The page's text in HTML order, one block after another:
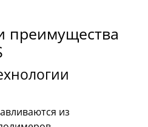
преимущества
из